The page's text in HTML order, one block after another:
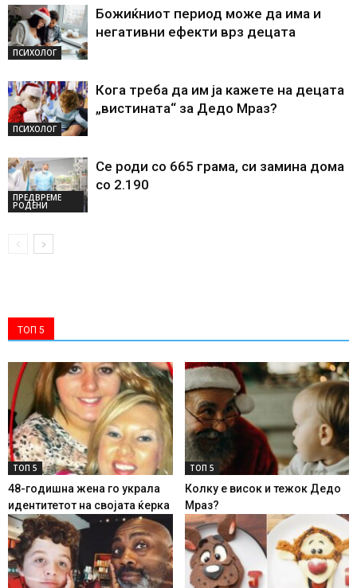
ПСИХОЛОГ
Божиќниот период може да има и
негативни ефекти врз децата
ПСИХОЛОГ
Кога треба да им ја кажете на децата
„вистината“ за Дедо Мраз?
ПРЕДВРЕМЕ
РОДЕНИ
Се роди со 665 грама, си замина дома
со 2.190
ТОП 5
ТОП 5
48-годишна жена го украла
идентитетот на својата ќерка
ТОП 5
Колку е висок и тежок Дедо
Мраз?